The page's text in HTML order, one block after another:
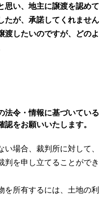
思い、地主に譲渡を認めて
たが、承諾してくれません
渡したいのですが、どのよ
令・情報に基づいている
をお願いいたします。
場合、裁判所に対して、
判を申し立てることができ
所有するには、土地の利